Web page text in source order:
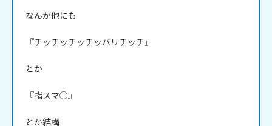
なんか他にも
『チッチッチッチッバリチッチ』
とか
『指スマ○』
とか結構